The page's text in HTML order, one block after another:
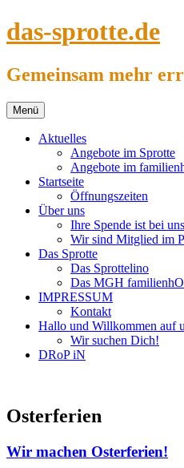
Springe
zum
das-sprotte.de
Gemeinsam mehr
Menü
Aktuelles
Angebote im Sprotte
Angebote im
Startseite
Öffnungszeiten
Über uns
Ihre Spende ist bei
Wir sind Mitglied im
Das Sprotte
Das Sprottelino
Das MGH
IMPRESSUM
Kontakt
Hallo und Willkommen auf
Wir suchen Dich!
DRoP iN
Osterferien
Wir machen Osterferien!